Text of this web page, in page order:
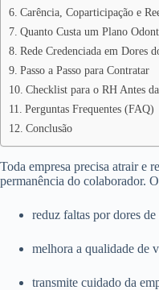
Carência, Coparticipação e
Quanto Custa um Plano
Rede Credenciada em Dores
Passo a Passo para Contratar
Checklist para o RH Antes
Perguntas Frequentes (FAQ)
Conclusão
Toda empresa precisa atrair e
permanência do colaborador.
reduz faltas por dores
melhora a qualidade de
transmite cuidado da